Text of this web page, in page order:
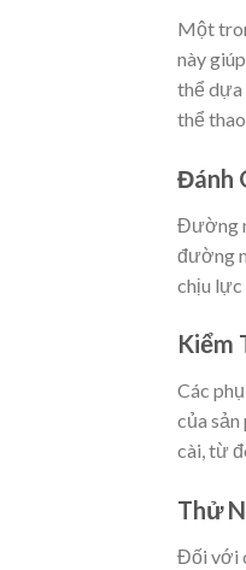
Một
này
thể dựa
thể
Đánh
Đường
đường
chịu lực
Kiểm
Các
của
cài, từ
Thử
Đối với